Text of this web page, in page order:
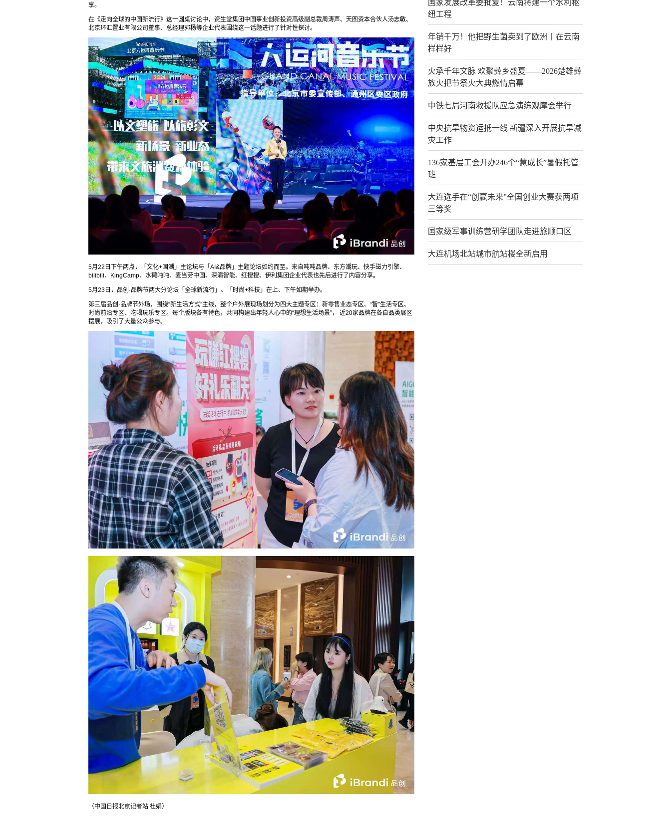
享。
在《走向全球的中国新流行》这一圆桌讨论中，资生堂集团中国事业创新投资高级副总裁周涛声、天图资本合伙人汤志敏、
北京环汇置业有限公司董事、总经理郭杨等企业代表围绕这一话题进行了针对性探讨。
5月22日下午两点，「文化+国潮」主论坛与「AI&品牌」主题论坛如约而至。来自吨吨品牌、东方潮玩、快手磁力引擎、
bilibili、KingCamp、水獭吨吨、麦当劳中国、深演智能、红搜搜、伊利集团企业代表也先后进行了内容分享。
5月23日，品创·品牌节两大分论坛「全球新流行」、「时尚+科技」在上、下午如期举办。
第三届品创·品牌节外场，围绕“新生活方式”主线，整个户外展现场划分为四大主题专区：新零售业态专区、“智”生活专区、
时尚前沿专区、吃喝玩乐专区。每个版块各有特色，共同构建出年轻人心中的“理想生活场景”，
近20家品牌在各自品类展区
摆展，吸引了大量公众参与。
（中国日报北京记者站 杜娟）
国家发展改革委批复！云南将建一个水利枢
纽工程
年销千万！他把野生菌卖到了欧洲丨在云南
样样好
火承千年文脉 欢聚彝乡盛夏——2026楚雄彝
族火把节祭火大典燃情启幕
中铁七局河南救援队应急演练观摩会举行
中央抗旱物资运抵一线 新疆深入开展抗旱减
灾工作
136家基层工会开办246个“慧成长”暑假托管
班
大连选手在“创赢未来”全国创业大赛获两项
三等奖
国家级军事训练营研学团队走进旅顺口区
大连机场北站城市航站楼全新启用